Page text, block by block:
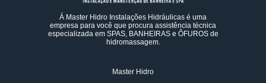
Á Master Hidro Instalações Hidráulicas é uma
empresa para você que procura assistência técnica
especializada em SPAS, BANHEIRAS e ÔFUROS de
hidromassagem.
Master Hidro